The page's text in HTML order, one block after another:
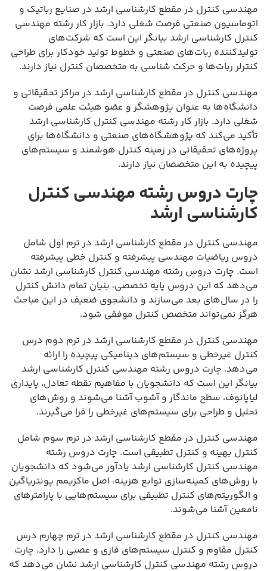
مهندسی کنترل در مقطع کارشناسی ارشد در صنایع رباتیک و
اتوماسیون صنعتی فرصت شغلی دارد. بازار کار رشته مهندسی
کنترل کارشناسی ارشد بیانگر این است که شرکت‌های
تولیدکننده ربات‌های صنعتی و خطوط تولید خودکار برای طراحی
کنترلر ربات‌ها و حرکت شناسی به متخصصان کنترل نیاز دارند.
مهندسی کنترل در مقطع کارشناسی ارشد در مراکز تحقیقاتی و
دانشگاه‌ها به عنوان پژوهشگر و عضو هیئت علمی فرصت
شغلی دارد. بازار کار رشته مهندسی کنترل کارشناسی ارشد
تأکید می‌کند که پژوهشگاه‌های صنعتی و دانشگاه‌ها برای
پروژه‌های تحقیقاتی در زمینه کنترل هوشمند و سیستم‌های
پیچیده به این متخصصان نیاز دارند.
چارت دروس رشته مهندسی کنترل
کارشناسی ارشد
مهندسی کنترل در مقطع کارشناسی ارشد در ترم اول شامل
دروس ریاضیات مهندسی پیشرفته و کنترل خطی پیشرفته
است. چارت دروس رشته مهندسی کنترل کارشناسی ارشد نشان
می‌دهد که این دروس پایه تخصصی، بنیان تمام دانش کنترل
را در سال‌های بعد می‌سازند و دانشجوی ضعیف در این مباحث
هرگز نمی‌تواند متخصص کنترل موفقی شود.
مهندسی کنترل در مقطع کارشناسی ارشد در ترم دوم درس
کنترل غیرخطی و سیستم‌های دینامیکی پیچیده را ارائه
می‌دهد. چارت دروس رشته مهندسی کنترل کارشناسی ارشد
بیانگر این است که دانشجویان با مفاهیم نقطه تعادل، پایداری
لیاپانوف، سطح ماندگار و آشوب آشنا می‌شوند و روش‌های
تحلیل و طراحی برای سیستم‌های غیرخطی را فرا می‌گیرند.
مهندسی کنترل در مقطع کارشناسی ارشد در ترم سوم شامل
کنترل بهینه و کنترل تطبیقی است. چارت دروس رشته
مهندسی کنترل کارشناسی ارشد یادآور می‌شود که دانشجویان
با روش‌های کمینه‌سازی توابع هزینه، اصل ماکزیمم پونتریاگین
و الگوریتم‌های کنترل تطبیقی برای سیستم‌هایی با پارامترهای
نامعین آشنا می‌شوند.
مهندسی کنترل در مقطع کارشناسی ارشد در ترم چهارم درس
کنترل مقاوم و کنترل سیستم‌های فازی و عصبی را دارد. چارت
دروس رشته مهندسی کنترل کارشناسی ارشد نشان می‌دهد که